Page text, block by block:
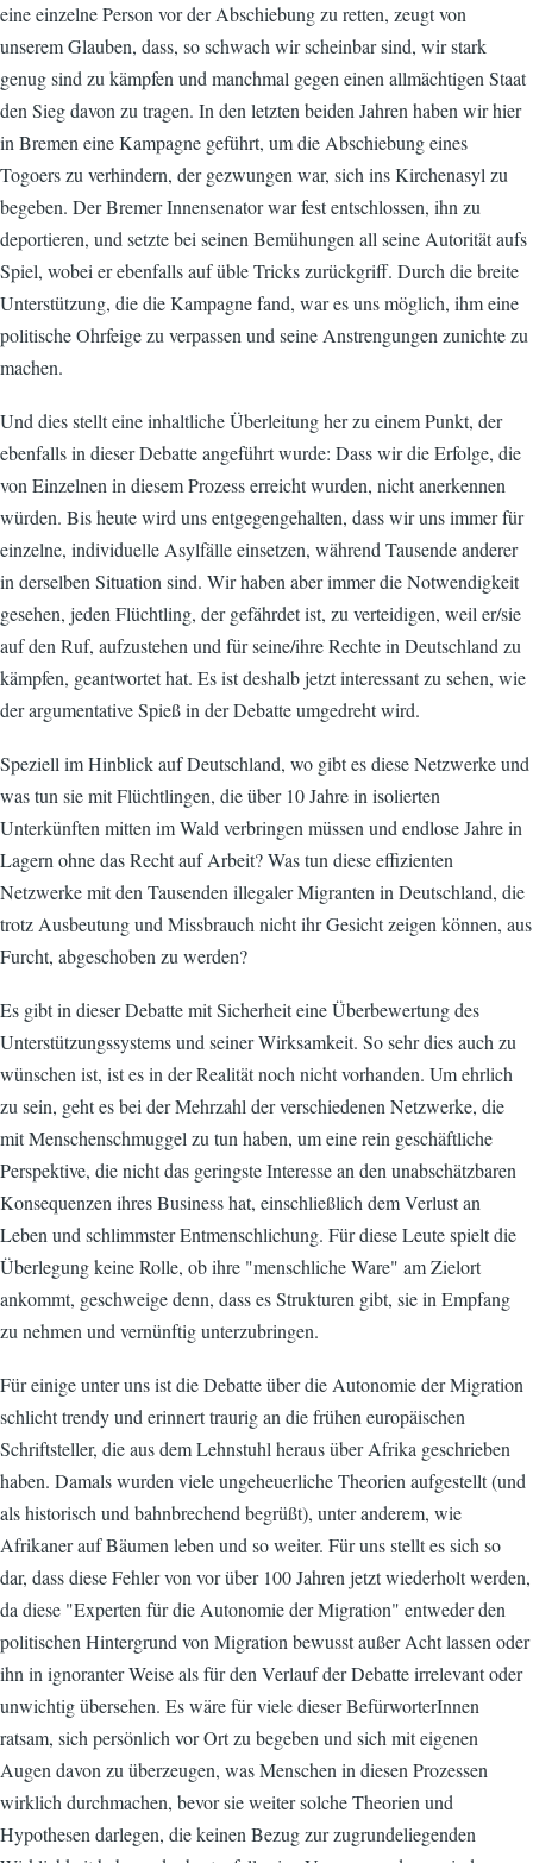
eine einzelne Person vor der Abschiebung zu retten, zeugt von
unserem Glauben, dass, so schwach wir scheinbar sind, wir stark
genug sind zu kämpfen und manchmal gegen einen allmächtigen Staat
den Sieg davon zu tragen. In den letzten beiden Jahren haben wir hier
in Bremen eine Kampagne geführt, um die Abschiebung eines
Togoers zu verhindern, der gezwungen war, sich ins Kirchenasyl zu
begeben. Der Bremer Innensenator war fest entschlossen, ihn zu
deportieren, und setzte bei seinen Bemühungen all seine Autorität aufs
Spiel, wobei er ebenfalls auf üble Tricks zurückgriff. Durch die breite
Unterstützung, die die Kampagne fand, war es uns möglich, ihm eine
politische Ohrfeige zu verpassen und seine Anstrengungen zunichte zu
machen.
Und dies stellt eine inhaltliche Überleitung her zu einem Punkt, der
ebenfalls in dieser Debatte angeführt wurde: Dass wir die Erfolge, die
von Einzelnen in diesem Prozess erreicht wurden, nicht anerkennen
würden. Bis heute wird uns entgegengehalten, dass wir uns immer für
einzelne, individuelle Asylfälle einsetzen, während Tausende anderer
in derselben Situation sind. Wir haben aber immer die Notwendigkeit
gesehen, jeden Flüchtling, der gefährdet ist, zu verteidigen, weil er/sie
auf den Ruf, aufzustehen und für seine/ihre Rechte in Deutschland zu
kämpfen, geantwortet hat. Es ist deshalb jetzt interessant zu sehen, wie
der argumentative Spieß in der Debatte umgedreht wird.
Speziell im Hinblick auf Deutschland, wo gibt es diese Netzwerke und
was tun sie mit Flüchtlingen, die über 10 Jahre in isolierten
Unterkünften mitten im Wald verbringen müssen und endlose Jahre in
Lagern ohne das Recht auf Arbeit? Was tun diese effizienten
Netzwerke mit den Tausenden illegaler Migranten in Deutschland, die
trotz Ausbeutung und Missbrauch nicht ihr Gesicht zeigen können, aus
Furcht, abgeschoben zu werden?
Es gibt in dieser Debatte mit Sicherheit eine Überbewertung des
Unterstützungssystems und seiner Wirksamkeit. So sehr dies auch zu
wünschen ist, ist es in der Realität noch nicht vorhanden. Um ehrlich
zu sein, geht es bei der Mehrzahl der verschiedenen Netzwerke, die
mit Menschenschmuggel zu tun haben, um eine rein geschäftliche
Perspektive, die nicht das geringste Interesse an den unabschätzbaren
Konsequenzen ihres Business hat, einschließlich dem Verlust an
Leben und schlimmster Entmenschlichung. Für diese Leute spielt die
Überlegung keine Rolle, ob ihre "menschliche Ware" am Zielort
ankommt, geschweige denn, dass es Strukturen gibt, sie in Empfang
zu nehmen und vernünftig unterzubringen.
Für einige unter uns ist die Debatte über die Autonomie der Migration
schlicht trendy und erinnert traurig an die frühen europäischen
Schriftsteller, die aus dem Lehnstuhl heraus über Afrika geschrieben
haben. Damals wurden viele ungeheuerliche Theorien aufgestellt (und
als historisch und bahnbrechend begrüßt), unter anderem, wie
Afrikaner auf Bäumen leben und so weiter. Für uns stellt es sich so
dar, dass diese Fehler von vor über 100 Jahren jetzt wiederholt werden,
da diese "Experten für die Autonomie der Migration" entweder den
politischen Hintergrund von Migration bewusst außer Acht lassen oder
ihn in ignoranter Weise als für den Verlauf der Debatte irrelevant oder
unwichtig übersehen. Es wäre für viele dieser BefürworterInnen
ratsam, sich persönlich vor Ort zu begeben und sich mit eigenen
Augen davon zu überzeugen, was Menschen in diesen Prozessen
wirklich durchmachen, bevor sie weiter solche Theorien und
Hypothesen darlegen, die keinen Bezug zur zugrundeliegenden